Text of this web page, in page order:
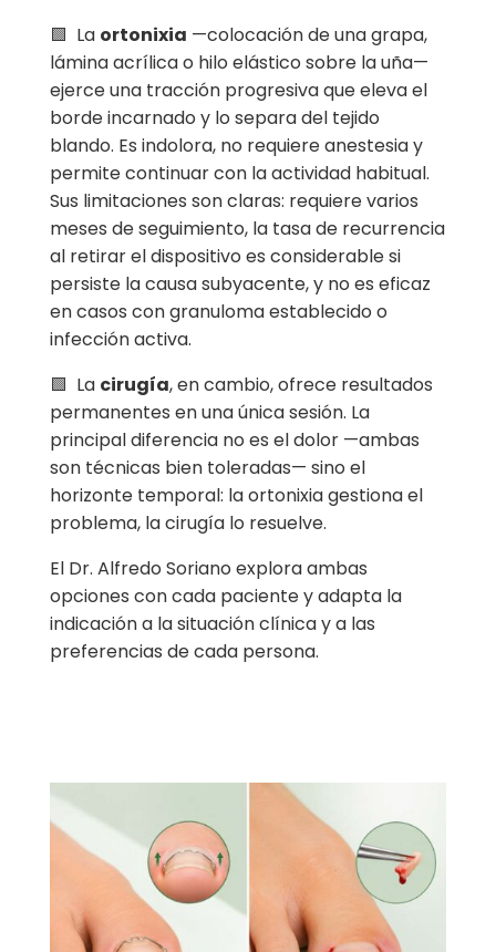
🟩 La ortonixia —colocación de una grapa,
lámina acrílica o hilo elástico sobre la uña—
ejerce una tracción progresiva que eleva el
borde incarnado y lo separa del tejido
blando. Es indolora, no requiere anestesia y
permite continuar con la actividad habitual.
Sus limitaciones son claras: requiere varios
meses de seguimiento, la tasa de recurrencia
al retirar el dispositivo es considerable si
persiste la causa subyacente, y no es eficaz
en casos con granuloma establecido o
infección activa.
🟩 La cirugía, en cambio, ofrece resultados
permanentes en una única sesión. La
principal diferencia no es el dolor —ambas
son técnicas bien toleradas— sino el
horizonte temporal: la ortonixia gestiona el
problema, la cirugía lo resuelve.
El Dr. Alfredo Soriano explora ambas
opciones con cada paciente y adapta la
indicación a la situación clínica y a las
preferencias de cada persona.